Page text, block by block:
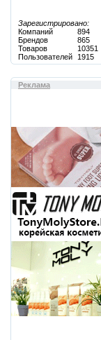
Зарегистрировано:
Компаний
894
Брендов
865
Товаров
10351
Пользователей
1915
Реклама